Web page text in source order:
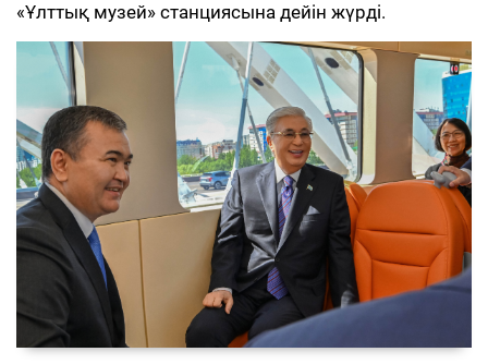
«Ұлттық музей» станциясына дейін жүрді.